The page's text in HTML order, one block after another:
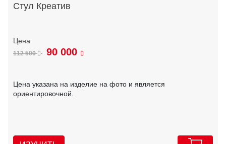
Стул Креатив
112 500 90 000
Цена указана на изделие на фото и является
ориентировочной.